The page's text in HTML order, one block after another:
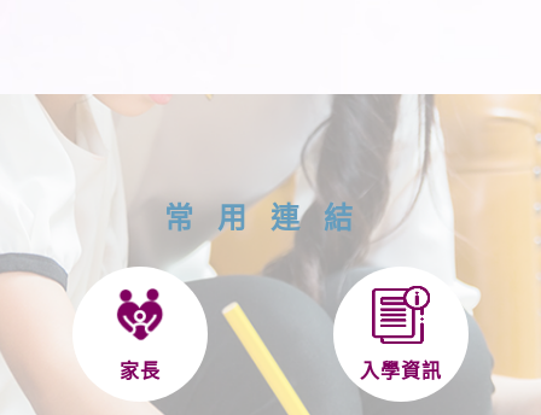
常用連結
家長 入學資訊